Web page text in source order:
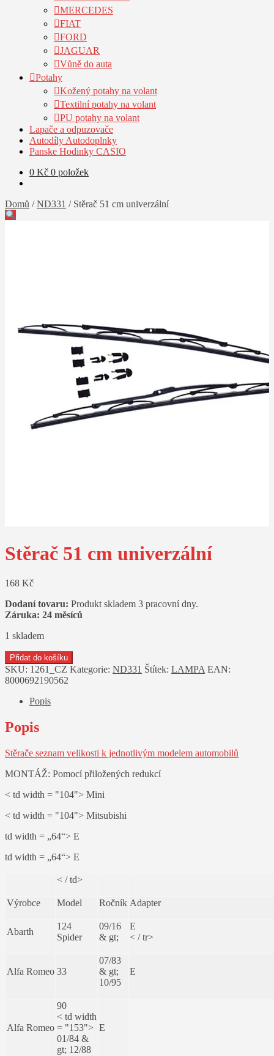
MERCEDES
FIAT
FORD
JAGUAR
Vůně do auta
Potahy
Kožený potahy na volant
Textilní potahy na volant
PU potahy na volant
Lapače a odpuzovače
Autodíly Autodoplnky
Panske Hodinky CASIO
0 Kč 0 položek
Domů /ND331 / Stěrač 51 cm univerzální
Stěrač 51 cm univerzální
168 Kč
Dodaní tovaru: Produkt skladem 3 pracovní dny.
Záruka: 24 měsíců
1 skladem
Stěrač
51
cm
množství
Přidat do košíku
SKU: 1261_CZ Kategorie: ND331 Štítek: LAMPA EAN:
8000692190562
Popis
Popis
Stěrače seznam velikosti k jednotlivým modelem automobilů
MONTÁŽ: Pomocí přiložených redukcí
< td width = "104"> Mini
< td width = "104"> Mitsubishi
td width = „64“> E
td width = „64“> E
< / td>
Výrobce Model Ročník Adapter
Abarth
124
Spider
09/16
& gt;
E
< / tr>
Alfa Romeo 33
07/83
& gt;
10/95
E
Alfa Romeo
90
< td width
= "153">
01/84 &
gt; 12/88
E